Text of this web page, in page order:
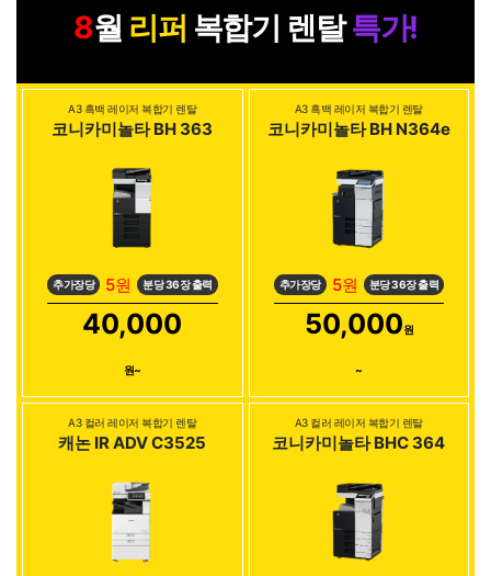
월 리퍼 복합기 렌탈특가!
A3 흑백 레이저 복합기 렌탈
코니카미놀타 BH 363
추가장당 5원 분당 36장 출력
40,000
원~
A3 흑백 레이저 복합기 렌탈
코니카미놀타 BH N364e
추가장당 5원 분당 36장 출력
50,000원
~
A3 컬러 레이저 복합기 렌탈
캐논 IR ADV C3525
A3 컬러 레이저 복합기 렌탈
코니카미놀타 BHC 364